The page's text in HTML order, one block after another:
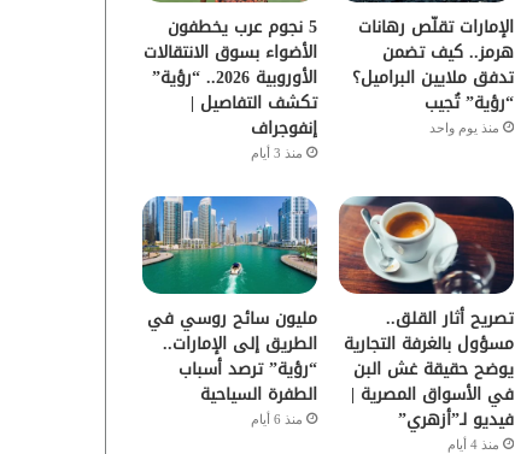
ا
م
الإمارات تقلّص رهانات
هرمز.. كيف تضمن
تدفق ملايين البراميل؟
“رؤية” تُجيب
منذ يوم واحد
5 نجوم عرب يخطفون
الأضواء بسوق الانتقالات
الأوروبية 2026.. “رؤية”
تكشف التفاصيل |
إنفوجراف
منذ 3 أيام
تصريح أثار القلق..
مسؤول بالغرفة التجارية
يوضح حقيقة غش البن
في الأسواق المصرية |
فيديو لـ”أزهري”
منذ 4 أيام
مليون سائح روسي في
الطريق إلى الإمارات..
“رؤية” ترصد أسباب
الطفرة السياحية
منذ 6 أيام